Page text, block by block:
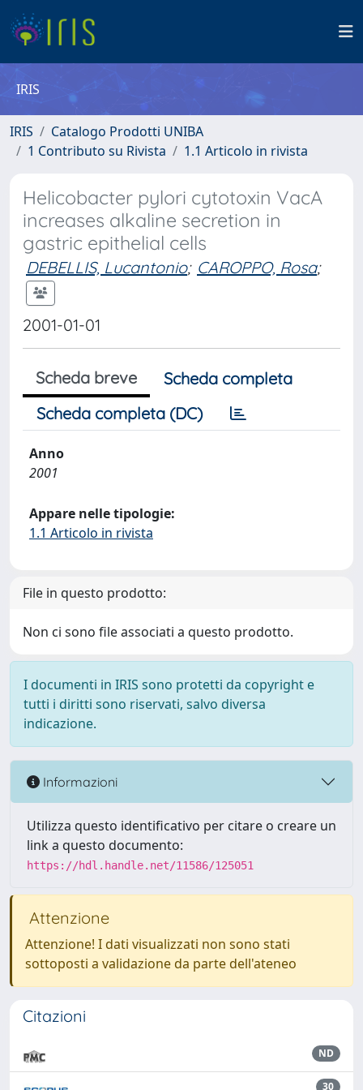
IRIS
IRIS
Catalogo Prodotti UNIBA
1 Contributo su Rivista
1.1 Articolo in rivista
Helicobacter pylori cytotoxin VacA
increases alkaline secretion in
gastric epithelial cells
DEBELLIS, Lucantonio; CAROPPO, Rosa;
2001-01-01
Scheda breve
Scheda completa
Scheda completa (DC)
Anno
2001
Appare nelle tipologie:
1.1 Articolo in rivista
File in questo prodotto:
Non ci sono file associati a questo prodotto.
I documenti in IRIS sono protetti da copyright e
tutti i diritti sono riservati, salvo diversa
indicazione.
Informazioni
Utilizza questo identificativo per citare o creare un
link a questo documento:
https://hdl.handle.net/11586/125051
Attenzione
Attenzione! I dati visualizzati non sono stati
sottoposti a validazione da parte dell'ateneo
Citazioni
ND
30